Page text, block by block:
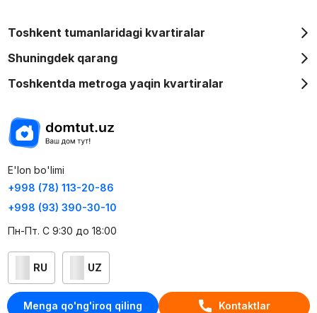
Menga qo'ng'iroq qiling Kontaktlar
Toshkent tumanlaridagi kvartiralar
Shuningdek qarang
Toshkentda metroga yaqin kvartiralar
E'lon bo'limi
+998 (78) 113-20-86
+998 (93) 390-30-10
Пн-Пт. С 9:30 до 18:00
RU UZ
Kontaktlar